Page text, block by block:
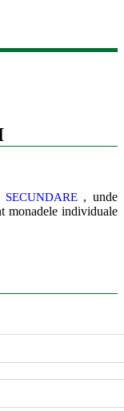
, unde
monadele individuale